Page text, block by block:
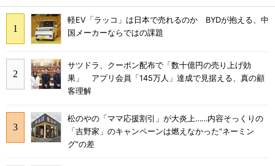
軽EV「ラッコ」は日本で売れるのか BYDが抱える、中
国メーカーならではの課題
サツドラ、クーポン配布で「数十億円の売り上げ効
果」 アプリ会員「145万人」達成で見据える、真の顧
客理解
松のやの「ママ応援割引」が大炎上……内容そっくりの
「吉野家」のキャンペーンは燃えなかった“ネーミン
グ”の差